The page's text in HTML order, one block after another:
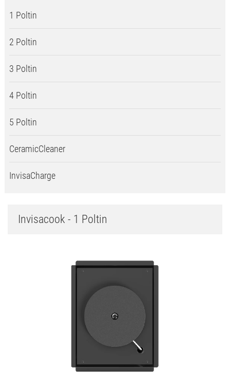
1 Poltin
2 Poltin
3 Poltin
4 Poltin
5 Poltin
CeramicCleaner
InvisaCharge
Invisacook - 1 Poltin